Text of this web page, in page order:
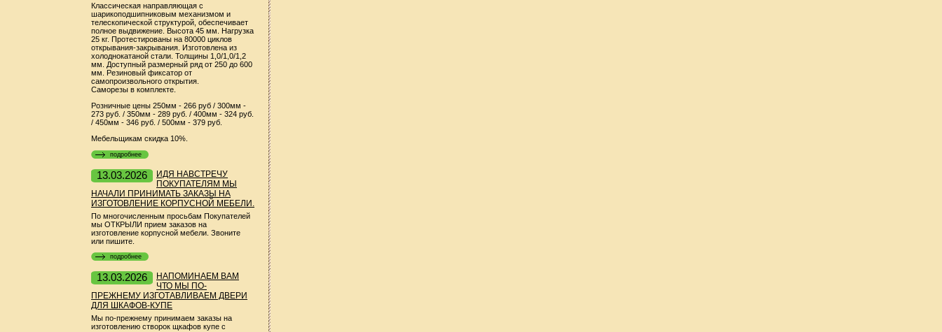
Классическая направляющая с
шарикоподшипниковым механизмом и
телескопической структурой, обеспечивает
полное выдвижение. Высота 45 мм. Нагрузка
25 кг. Протестированы на 80000 циклов
открывания-закрывания. Изготовлена из
холоднокатаной стали. Толщины 1,0/1,0/1,2
мм. Доступный размерный ряд от 250 до 600
мм. Резиновый фиксатор от
самопроизвольного открытия.
Саморезы в комплекте.
Розничные цены 250мм - 266 руб / 300мм -
273 руб. / 350мм - 289 руб. / 400мм - 324 руб.
/ 450мм - 346 руб. / 500мм - 379 руб.
Мебельщикам скидка 10%.
подробнее
13.03.2026
ИДЯ НАВСТРЕЧУ
ПОКУПАТЕЛЯМ МЫ
НАЧАЛИ ПРИНИМАТЬ ЗАКАЗЫ НА
ИЗГОТОВЛЕНИЕ КОРПУСНОЙ МЕБЕЛИ.
По многочисленным просьбам Покупателей
мы ОТКРЫЛИ прием заказов на
изготовление корпусной мебели. Звоните
или пишите.
подробнее
13.03.2026
НАПОМИНАЕМ ВАМ
ЧТО МЫ ПО-
ПРЕЖНЕМУ ИЗГОТАВЛИВАЕМ ДВЕРИ
ДЛЯ ШКАФОВ-КУПЕ
Мы по-прежнему принимаем заказы на
изготовлению створок щкафов купе с